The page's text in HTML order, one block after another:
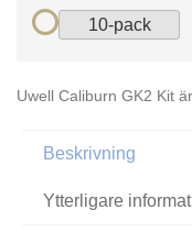
10-pack
Uwell Caliburn GK2 Kit
Beskrivning
Ytterligare